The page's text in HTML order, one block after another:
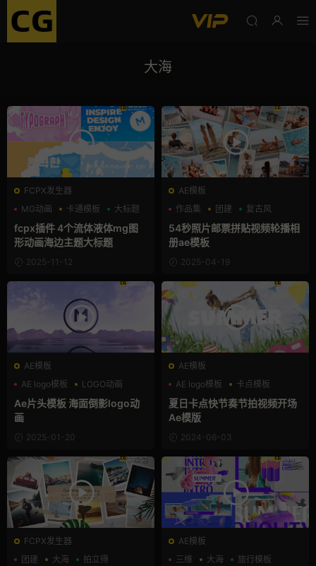
大海
FCPX发生器
MG动画
卡通模板 大标题
fcpx插件 4个流体液体mg图
形动画海边主题大标题
2025-11-12
AE模板
作品集
团建 复古风
54秒照片邮票拼贴视频轮播相
册ae模板
2025-04-19
AE模板
AE logo模板
LOGO动画
三维
Ae片头模板 海面倒影logo动
画
2025-01-20
AE模板
AE logo模板
卡点模板
卡通模板
夏日卡点快节奏节拍视频开场
Ae模版
2024-06-03
FCPX发生器
团建
大海 拍立得
AE模板
三维
大海 旅行模板